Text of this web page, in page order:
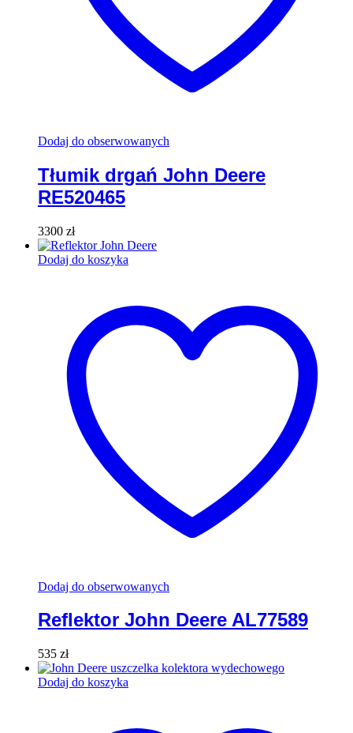
Dodaj do obserwowanych
Tłumik drgań John Deere
RE520465
3300 zł
Dodaj do koszyka
Dodaj do obserwowanych
Reflektor John Deere AL77589
535 zł
Dodaj do koszyka